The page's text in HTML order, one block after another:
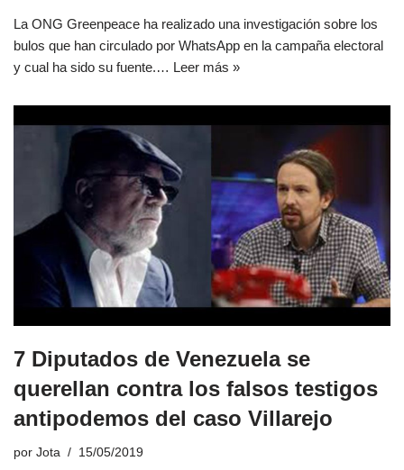
La ONG Greenpeace ha realizado una investigación sobre los
bulos que han circulado por WhatsApp en la campaña electoral
y cual ha sido su fuente.… Leer más »
7 Diputados de Venezuela se
querellan contra los falsos testigos
antipodemos del caso Villarejo
por Jota 15/05/2019